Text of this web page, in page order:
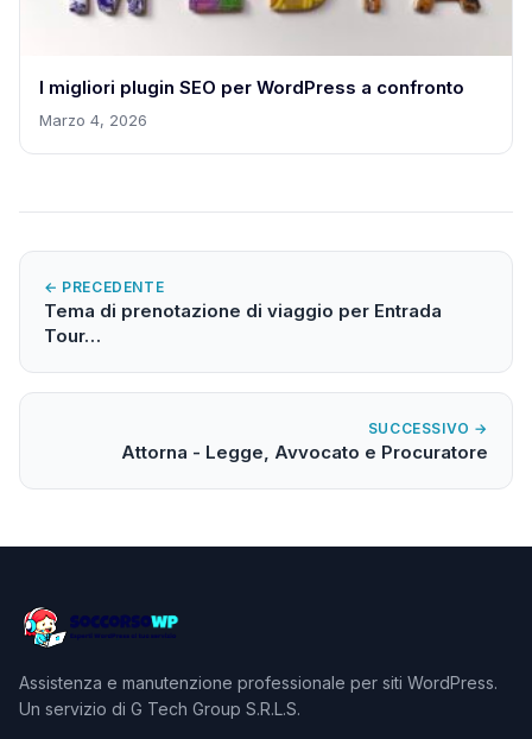
I migliori plugin SEO per WordPress a confronto
Marzo 4, 2026
← PRECEDENTE
Tema di prenotazione di viaggio per Entrada
Tour…
SUCCESSIVO →
Attorna - Legge, Avvocato e Procuratore
Assistenza e manutenzione professionale per siti WordPress.
Un servizio di G Tech Group S.R.L.S.